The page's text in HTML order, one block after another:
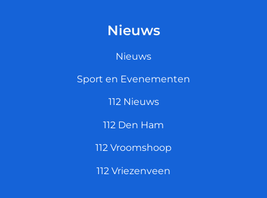
Nieuws
Nieuws
Sport en Evenementen
112 Nieuws
112 Den Ham
112 Vroomshoop
112 Vriezenveen